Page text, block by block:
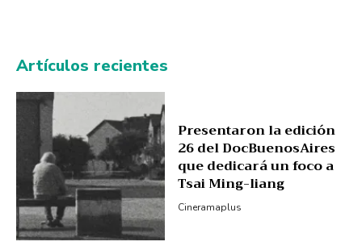
Artículos recientes
Presentaron la edición
26 del DocBuenosAires
que dedicará un foco a
Tsai Ming-liang
Cineramaplus